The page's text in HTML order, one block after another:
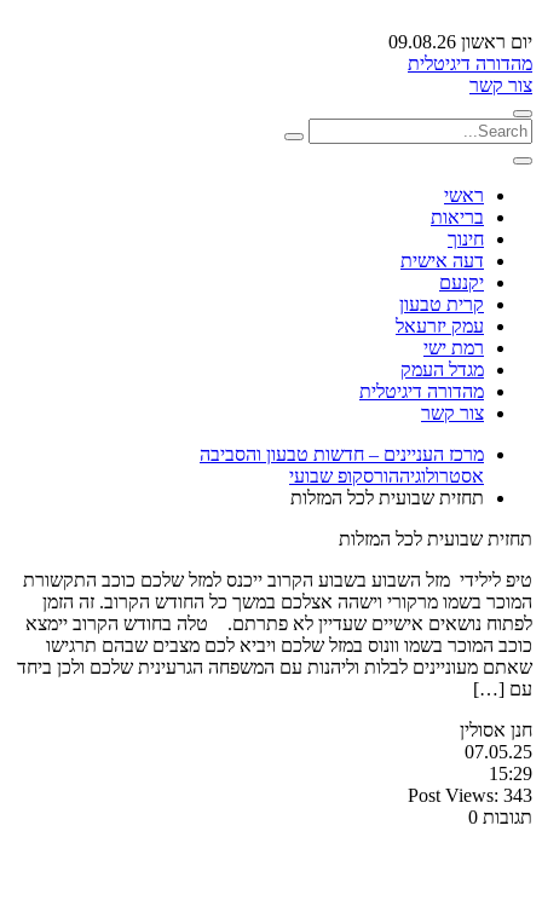
יום ראשון 09.08.26
מהדורה דיגיטלית
צור קשר
ראשי
בריאות
חינוך
דעה אישית
יקנעם
קרית טבעון
עמק יזרעאל
רמת ישי
מגדל העמק
מהדורה דיגיטלית
צור קשר
מרכז העניינים – חדשות טבעון והסביבה
אסטרולוגיההורסקופ שבועי
תחזית שבועית לכל המזלות
תחזית שבועית לכל המזלות
טיפ לילידי מזל השבוע בשבוע הקרוב ייכנס למזל שלכם כוכב התקשורת
המוכר בשמו מרקורי וישהה אצלכם במשך כל החודש הקרוב. זה הזמן
לפתוח נושאים אישיים שעדיין לא פתרתם. טלה בחודש הקרוב יימצא
כוכב המוכר בשמו וונוס במזל שלכם ויביא לכם מצבים שבהם תרגישו
שאתם מעוניינים לבלות וליהנות עם המשפחה הגרעינית שלכם ולכן ביחד
עם […]
חנן אסולין
07.05.25
15:29
Post Views: 343
תגובות 0